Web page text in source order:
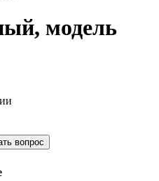
модель
вопрос